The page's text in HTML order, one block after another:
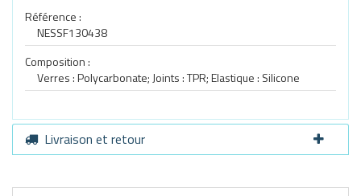
Référence :
NESSF130438
Composition :
Verres : Polycarbonate; Joints : TPR; Elastique : Silicone
Livraison et retour